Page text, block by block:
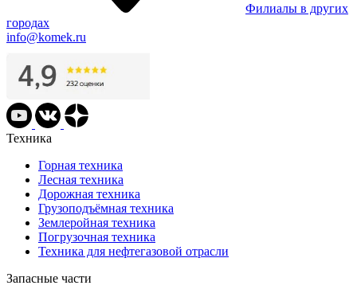
Филиалы в других
городах
info@komek.ru
Техника
Горная техника
Лесная техника
Дорожная техника
Грузоподъёмная техника
Землеройная техника
Погрузочная техника
Техника для нефтегазовой отрасли
Запасные части